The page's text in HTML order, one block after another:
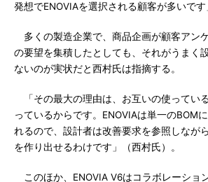
発想でENOVIAを選択される顧客が多いです
多くの製造企業で、商品企画が顧客アン
の要望を集積したとしても、それがうまく
ないのが実状だと西村氏は指摘する。
「その最大の理由は、お互いの使ってい
っているからです。ENOVIAは単一のBOM
れるので、設計者は改善要求を参照しなが
を作り出せるわけです」（西村氏）。
このほか、ENOVIA V6はコラボレーショ